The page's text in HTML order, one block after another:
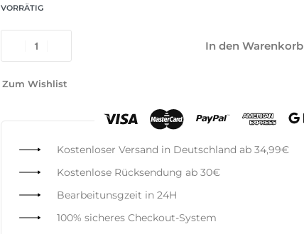
VORRÄTIG
In den Warenkorb
Zum Wishlist
Kostenloser Versand in Deutschland ab 34,99€
Kostenlose Rücksendung ab 30€
Bearbeitunsgzeit in 24H
100% sicheres Checkout-System